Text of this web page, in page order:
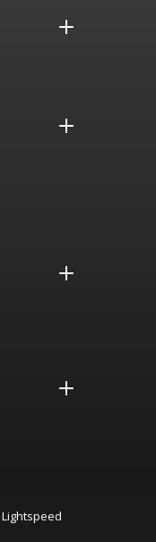
Lightspeed